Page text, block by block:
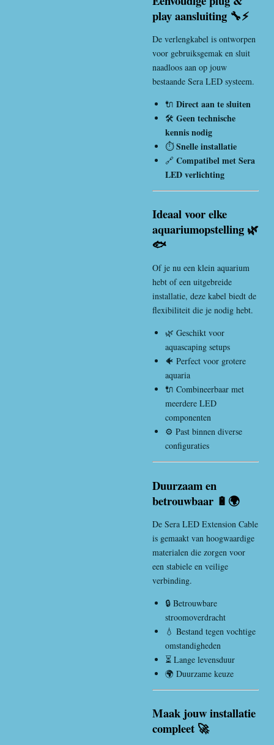
play aansluiting 🔧⚡
De verlengkabel is ontworpen
voor gebruiksgemak en sluit
naadloos aan op jouw
bestaande Sera LED systeem.
🔌 Direct aan te sluiten
🛠️ Geen technische
kennis nodig
⏱️Snelle installatie
🔗 Compatibel met Sera
LED verlichting
Ideaal voor elke
aquariumopstelling 🌿
🐟
Of je nu een klein aquarium
hebt of een uitgebreide
installatie, deze kabel biedt de
flexibiliteit die je nodig hebt.
🌿 Geschikt voor
aquascaping setups
🐠 Perfect voor grotere
aquaria
🔌 Combineerbaar met
meerdere LED
componenten
⚙️ Past binnen diverse
configuraties
Duurzaam en
betrouwbaar 🔋🌍
De Sera LED Extension Cable
is gemaakt van hoogwaardige
materialen die zorgen voor
een stabiele en veilige
verbinding.
🔒 Betrouwbare
stroomoverdracht
💧 Bestand tegen vochtige
omstandigheden
⏳ Lange levensduur
🌍 Duurzame keuze
Maak jouw installatie
compleet 🚀